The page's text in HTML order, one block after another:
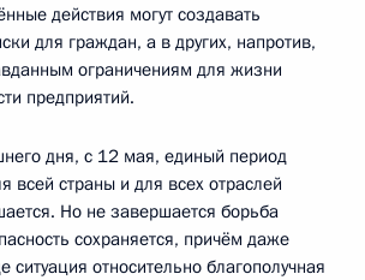
действия могут создавать
для граждан, а в других, напротив,
ограничениям для жизни
предприятий.
дня, с 12 мая, единый период
всей страны и для всех отраслей
Но не завершается борьба
сохраняется, причём даже
ситуация относительно благополучная